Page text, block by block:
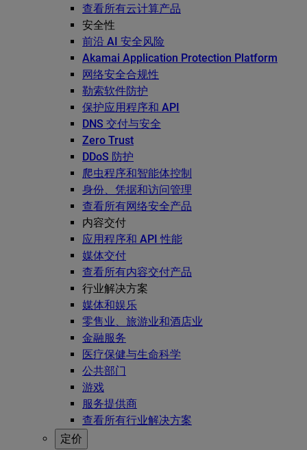
查看所有云计算产品
安全性
前沿 AI 安全风险
Akamai Application Protection Platform
网络安全合规性
勒索软件防护
保护应用程序和 API
DNS 交付与安全
Zero Trust
DDoS 防护
爬虫程序和智能体控制
身份、凭据和访问管理
查看所有网络安全产品
内容交付
应用程序和 API 性能
媒体交付
查看所有内容交付产品
行业解决方案
媒体和娱乐
零售业、旅游业和酒店业
金融服务
医疗保健与生命科学
公共部门
游戏
服务提供商
查看所有行业解决方案
定价